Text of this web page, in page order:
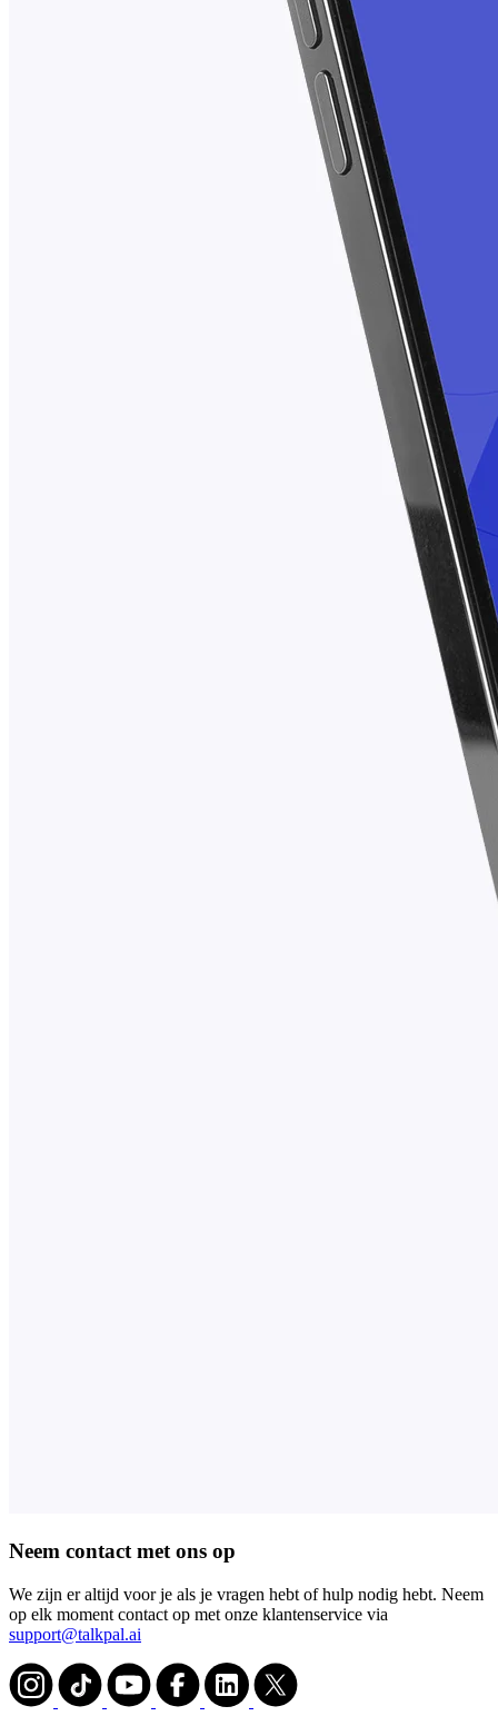
Neem contact met ons op
We zijn er altijd voor je als je vragen hebt of hulp nodig hebt. Neem
op elk moment contact op met onze klantenservice via
support@talkpal.ai